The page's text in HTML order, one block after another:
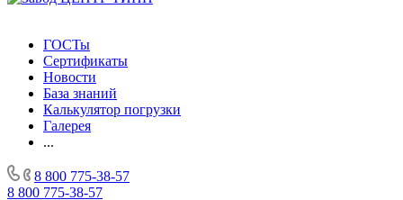
ГОСТы
Сертификаты
Новости
База знаний
Калькулятор погрузки
Галерея
...
8 800 775-38-57
8 800 775-38-57